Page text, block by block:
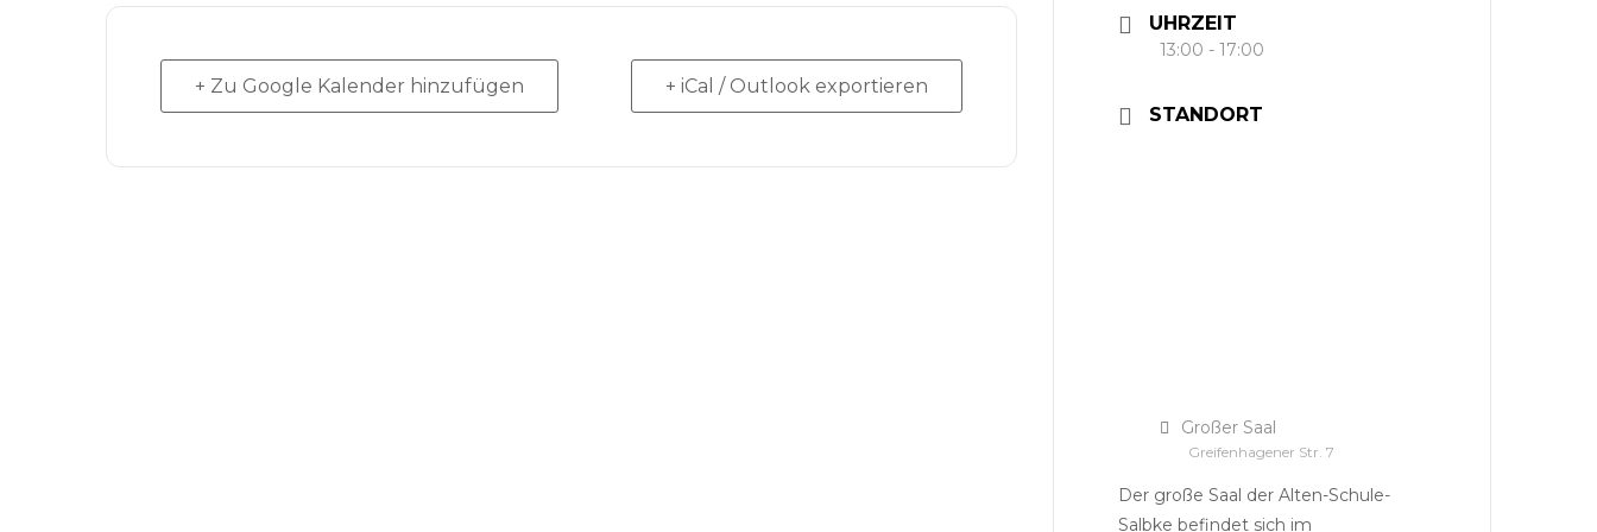
+ Zu Google Kalender hinzufügen + iCal / Outlook exportieren
UHRZEIT
13:00 - 17:00
STANDORT
Großer Saal
Greifenhagener Str. 7
Der große Saal der Alten-Schule-
Salbke befindet sich im